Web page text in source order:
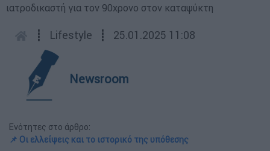
ιατροδικαστή για τον 90χρονο στον καταψύκτη
┋ Lifestyle ┋ 25.01.2025 11:08
Newsroom
Ενότητες στο άρθρο:
📌 Οι ελλείψεις και το ιστορικό της υπόθεσης